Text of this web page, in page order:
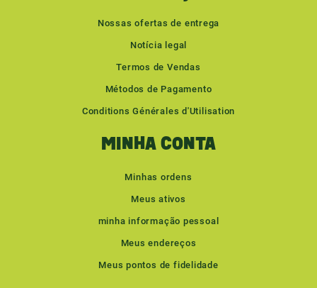
Nossas ofertas de entrega
Notícia legal
Termos de Vendas
Métodos de Pagamento
Conditions Générales d'Utilisation
MINHA CONTA
Minhas ordens
Meus ativos
minha informação pessoal
Meus endereços
Meus pontos de fidelidade